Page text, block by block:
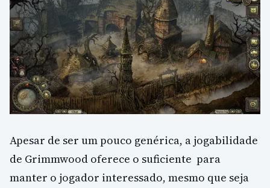
Apesar de ser um pouco genérica, a jogabilidade
de Grimmwood oferece o suficiente para
manter o jogador interessado, mesmo que seja